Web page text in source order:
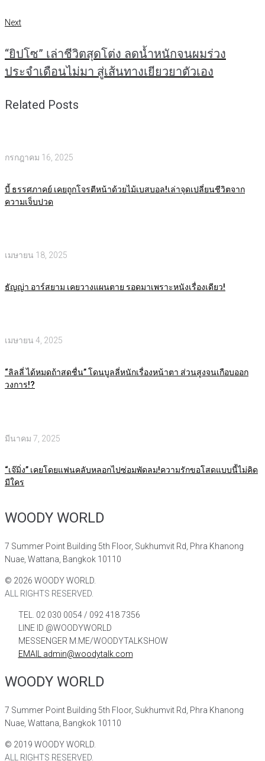
Next
Next
“ยิปโซ” เล่าชีวิตสุดโต่ง ลดน้ำหนักจนผมร่วง
ประจำเดือนไม่มา สู่เส้นทางเยียวยาตัวเอง
Related Posts
กรกฎาคม 16, 2025
บี้ ธรรศภาคย์ เคยถูกโจรตีหน้าด้วยไม้เบสบอล!เล่าจุดเปลี่ยนชีวิตจาก
ความเจ็บปวด
เมษายน 18, 2025
ธัญญ่า อาร์สยาม เคยวางแผนตาย รอดมาเพราะหนังเรื่องเดียว!
เมษายน 4, 2025
“ลิลลี่ ได้หมดถ้าสดชื่น” โดนบูลลี่หนักเรื่องหน้าตา ส่วนสูงจนเกือบออก
วงการ!?
มีนาคม 7, 2025
“เจ๊มิ่ง” เคยโดยแฟนคลับหลอกไปซ่อมพัดลม!ความรักขอโสดแบบนี้ไม่คิด
มีใคร
WOODY WORLD
7 Summer Point Building 5th Floor, Sukhumvit Rd, Phra Khanong
Nuae, Wattana, Bangkok 10110
© 2026 WOODY WORLD.
ALL RIGHTS RESERVED.
TEL. 02 030 0054 / 092 418 7356
LINE ID @WOODYWORLD
MESSENGER M.ME/WOODYTALKSHOW
EMAIL admin@woodytalk.com
WOODY WORLD
7 Summer Point Building 5th Floor, Sukhumvit Rd, Phra Khanong
Nuae, Wattana, Bangkok 10110
© 2019 WOODY WORLD.
ALL RIGHTS RESERVED.